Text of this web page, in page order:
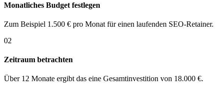
Monatliches Budget festlegen
Zum Beispiel 1.500 € pro Monat für einen laufenden SEO-Retainer.
02
Zeitraum betrachten
Über 12 Monate ergibt das eine Gesamtinvestition von 18.000 €.